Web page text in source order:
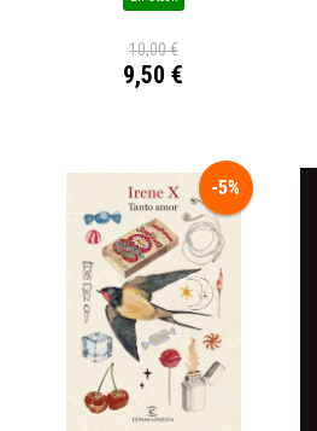
10,00 €
9,50 €
-5%